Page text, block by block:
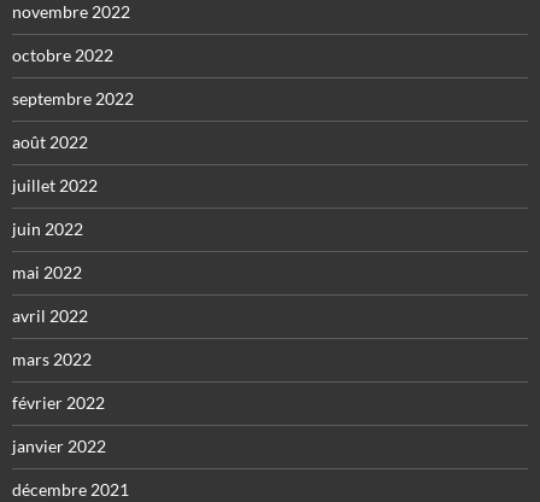
novembre 2022
octobre 2022
septembre 2022
août 2022
juillet 2022
juin 2022
mai 2022
avril 2022
mars 2022
février 2022
janvier 2022
décembre 2021